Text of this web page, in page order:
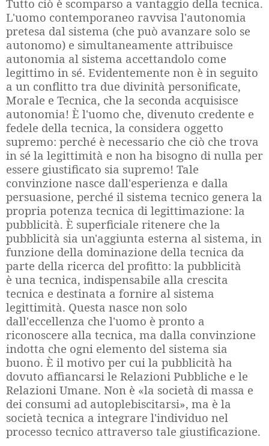
Tutto ciò è scomparso a vantaggio della tecnica.
L'uomo contemporaneo ravvisa l'autonomia
pretesa dal sistema (che può avanzare solo se
autonomo) e simultaneamente attribuisce
autonomia al sistema accettandolo come
legittimo in sé. Evidentemente non è in seguito
a un conflitto tra due divinità personificate,
Morale e Tecnica, che la seconda acquisisce
autonomia! È l'uomo che, divenuto credente e
fedele della tecnica, la considera oggetto
supremo: perché è necessario che ciò che trova
in sé la legittimità e non ha bisogno di nulla per
essere giustificato sia supremo! Tale
convinzione nasce dall'esperienza e dalla
persuasione, perché il sistema tecnico genera la
propria potenza tecnica di legittimazione: la
pubblicità. È superficiale ritenere che la
pubblicità sia un'aggiunta esterna al sistema, in
funzione della dominazione della tecnica da
parte della ricerca del profitto: la pubblicità
è una tecnica, indispensabile alla crescita
tecnica e destinata a fornire al sistema
legittimità. Questa nasce non solo
dall'eccellenza che l'uomo è pronto a
riconoscere alla tecnica, ma dalla convinzione
indotta che ogni elemento del sistema sia
buono. È il motivo per cui la pubblicità ha
dovuto affiancarsi le Relazioni Pubbliche e le
Relazioni Umane. Non è «la società di massa e
dei consumi ad autoplebiscitarsi», ma è la
società tecnica a integrare l'individuo nel
processo tecnico attraverso tale giustificazione.